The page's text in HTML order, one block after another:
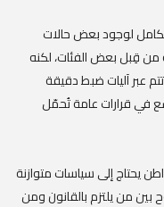
لوجود بعض حالات
من قِبل بعض الفئات، لكنه
عبر آليات ضبط دقيقة
في قرارات عامة تُحمّل
يحتاج إلى سياسات متوازنة
من يلتزم بالقانون ومن